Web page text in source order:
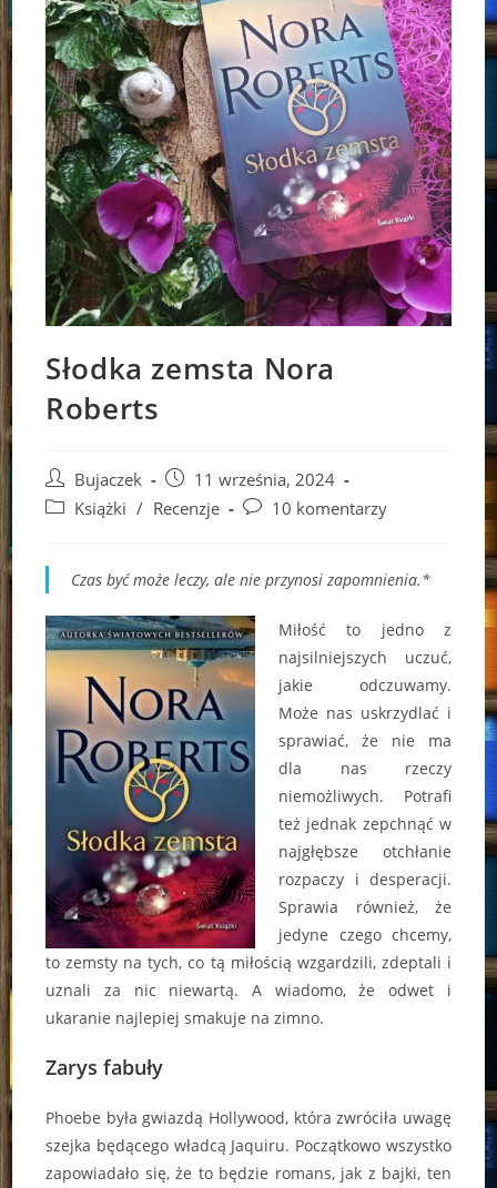
Słodka zemsta Nora
Roberts
Post
author:
Bujaczek
Post
published:
11 września, 2024
PostKsiążki / Recenzje
Post10 komentarzy
Czas być może leczy, ale nie przynosi zapomnienia.*
Miłość to jedno z
najsilniejszych uczuć,
jakie odczuwamy.
Może nas uskrzydlać i
sprawiać, że nie ma
dla nas rzeczy
niemożliwych. Potrafi
też jednak zepchnąć w
najgłębsze otchłanie
rozpaczy i desperacji.
Sprawia również, że
jedyne czego chcemy,
to zemsty na tych, co tą miłością wzgardzili, zdeptali i
uznali za nic niewartą. A wiadomo, że odwet i
ukaranie najlepiej smakuje na zimno.
Zarys fabuły
Phoebe była gwiazdą Hollywood, która zwróciła uwagę
szejka będącego władcą Jaquiru. Początkowo wszystko
zapowiadało się, że to będzie romans, jak z bajki, ten